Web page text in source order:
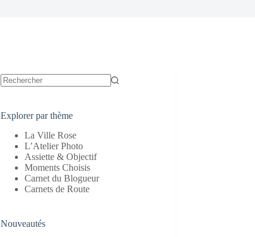
Explorer par thème
La Ville Rose
L’Atelier Photo
Assiette & Objectif
Moments Choisis
Carnet du Blogueur
Carnets de Route
Nouveautés